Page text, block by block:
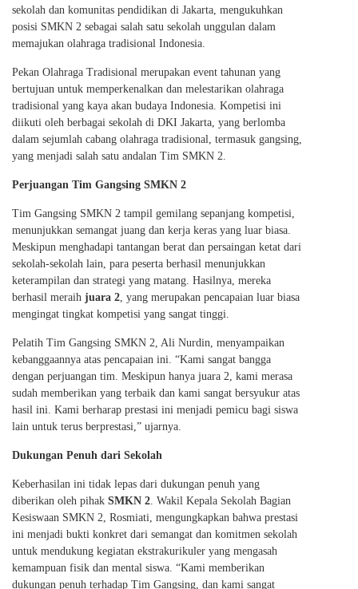
sekolah dan komunitas pendidikan di Jakarta, mengukuhkan
posisi SMKN 2 sebagai salah satu sekolah unggulan dalam
memajukan olahraga tradisional Indonesia.
Pekan Olahraga Tradisional merupakan event tahunan yang
bertujuan untuk memperkenalkan dan melestarikan olahraga
tradisional yang kaya akan budaya Indonesia. Kompetisi ini
diikuti oleh berbagai sekolah di DKI Jakarta, yang berlomba
dalam sejumlah cabang olahraga tradisional, termasuk gangsing,
yang menjadi salah satu andalan Tim SMKN 2.
Perjuangan Tim Gangsing SMKN 2
Tim Gangsing SMKN 2 tampil gemilang sepanjang kompetisi,
menunjukkan semangat juang dan kerja keras yang luar biasa.
Meskipun menghadapi tantangan berat dan persaingan ketat dari
sekolah-sekolah lain, para peserta berhasil menunjukkan
keterampilan dan strategi yang matang. Hasilnya, mereka
berhasil meraih juara 2 , yang merupakan pencapaian luar biasa
mengingat tingkat kompetisi yang sangat tinggi.
Pelatih Tim Gangsing SMKN 2, Ali Nurdin, menyampaikan
kebanggaannya atas pencapaian ini. “Kami sangat bangga
dengan perjuangan tim. Meskipun hanya juara 2, kami merasa
sudah memberikan yang terbaik dan kami sangat bersyukur atas
hasil ini. Kami berharap prestasi ini menjadi pemicu bagi siswa
lain untuk terus berprestasi,” ujarnya.
Dukungan Penuh dari Sekolah
Keberhasilan ini tidak lepas dari dukungan penuh yang
diberikan oleh pihak SMKN 2 . Wakil Kepala Sekolah Bagian
Kesiswaan SMKN 2, Rosmiati, mengungkapkan bahwa prestasi
ini menjadi bukti konkret dari semangat dan komitmen sekolah
untuk mendukung kegiatan ekstrakurikuler yang mengasah
kemampuan fisik dan mental siswa. “Kami memberikan
dukungan penuh terhadap Tim Gangsing, dan kami sangat